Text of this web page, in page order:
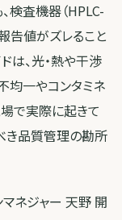
検査機器（HPLC-
告値がズレること
は、光・熱や干渉
均一やコンタミネ
で実際に起きて
き品質管理の勘所
ネジャー 天野 開